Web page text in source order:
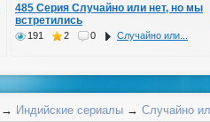
485 Серия Случайно или нет, но мы
встретились
191 2 0 Случайно или...
→ Индийские сериалы → Случайно